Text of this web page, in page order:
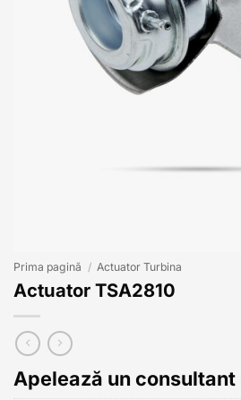
Prima pagină / Actuator Turbina
Actuator TSA2810
Apelează un